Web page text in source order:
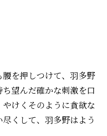
を押しつけて、羽多野
望んだ確かな刺激を口
けくそのように貪欲な
くして、羽多野はよう